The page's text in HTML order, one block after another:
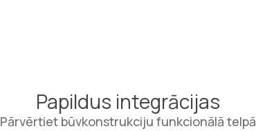
Papildus integrācijas
Pārvērtiet būvkonstrukciju funkcionālā telpā